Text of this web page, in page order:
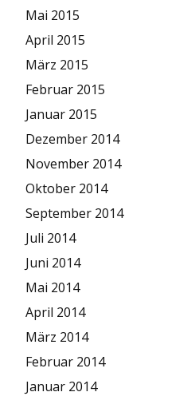
Mai 2015
April 2015
März 2015
Februar 2015
Januar 2015
Dezember 2014
November 2014
Oktober 2014
September 2014
Juli 2014
Juni 2014
Mai 2014
April 2014
März 2014
Februar 2014
Januar 2014